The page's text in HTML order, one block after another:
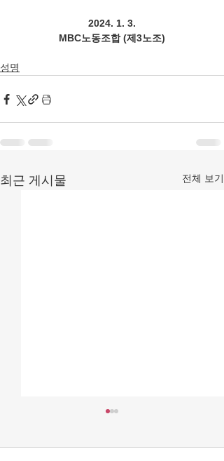
2024. 1. 3.
MBC노동조합 (제3노조)
성명
최근 게시물 전체 보기